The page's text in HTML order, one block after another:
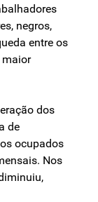
negros,
entre os
maior
dos
de
ocupados
Nos